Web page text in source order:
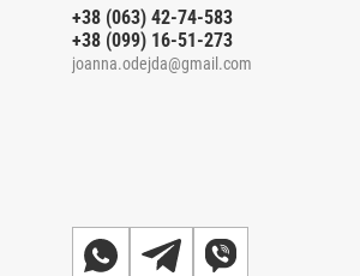
+38 (063) 42-74-583
+38 (099) 16-51-273
joanna.odejda@gmail.com